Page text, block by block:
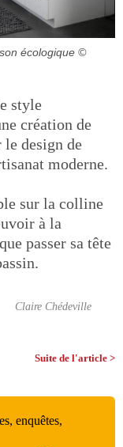
écologique ©
style
création de
le design de
moderne.
sur la colline
à la
passer sa tête
Claire Chédeville
Suite de l'article >
enquêtes,